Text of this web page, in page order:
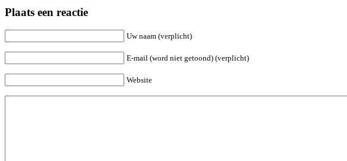
Plaats een reactie
Uw naam (verplicht)
E-mail (word niet getoond) (verplicht)
Website